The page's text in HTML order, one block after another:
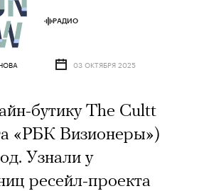
РАДИО
03 ОКТЯБРЯ 2025
бутику The Cultt
«РБК Визионеры»)
Узнали у
ресейл-проекта